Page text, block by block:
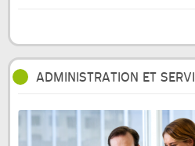
ADMINISTRATION ET